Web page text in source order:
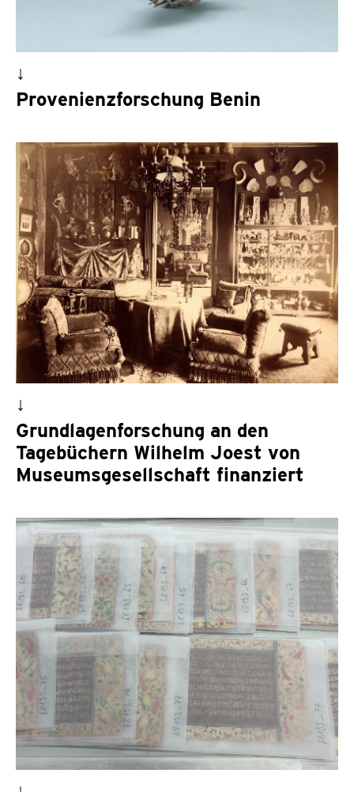
↓
Provenienzforschung Benin
↓
Grundlagenforschung an den
Tagebüchern Wilhelm Joest von
Museumsgesellschaft finanziert